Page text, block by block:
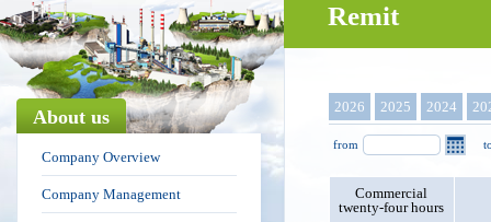
About us
Company Overview
Company Management
Remit
2026 2025 2024
from
Commercial
twenty-four hours